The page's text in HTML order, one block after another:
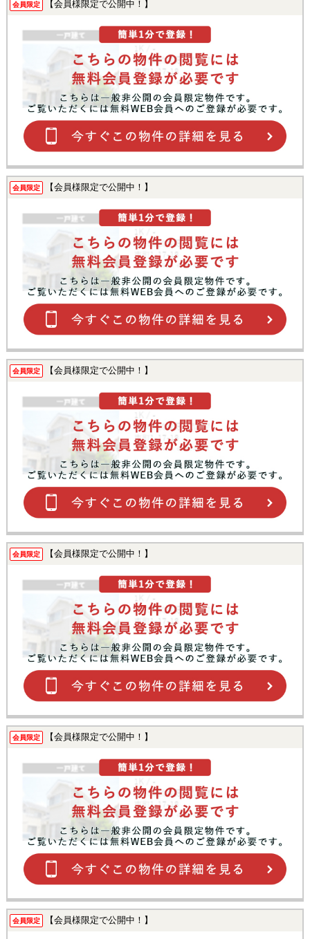
会員限定 【会員様限定で公開中！】
会員限定 【会員様限定で公開中！】
会員限定 【会員様限定で公開中！】
会員限定 【会員様限定で公開中！】
会員限定 【会員様限定で公開中！】
会員限定 【会員様限定で公開中！】